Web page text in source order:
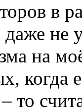
в
не
на
когда
то